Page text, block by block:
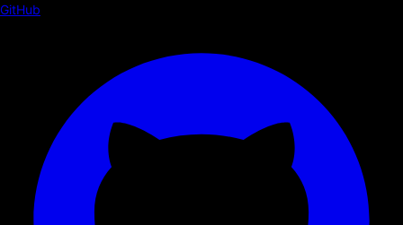
GitHub